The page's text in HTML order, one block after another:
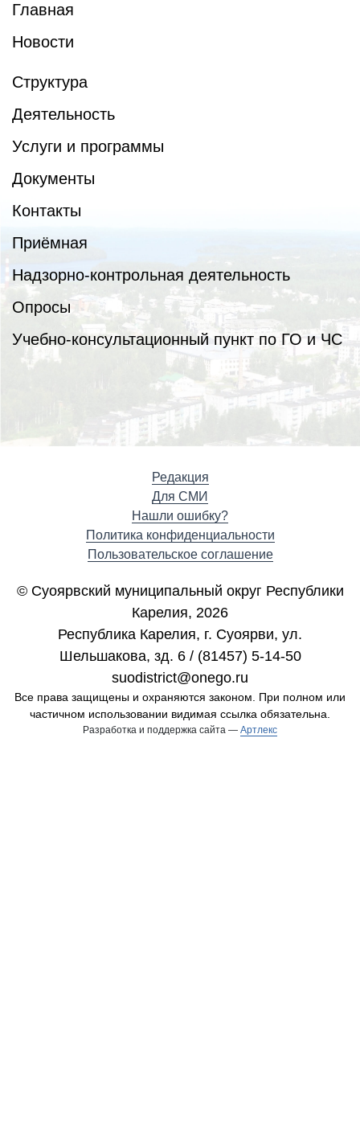
Главная
Новости
Структура
Деятельность
Услуги и программы
Документы
Контакты
Приёмная
Надзорно-контрольная деятельность
Опросы
Учебно-консультационный пункт по ГО и ЧС
Редакция
Для СМИ
Нашли ошибку?
Политика конфиденциальности
Пользовательское соглашение
© Суоярвский муниципальный округ Республики
Карелия, 2026
Республика Карелия, г. Cуоярви, ул.
Шельшакова, зд. 6 / (81457) 5-14-50
suodistrict@onego.ru
Все права защищены и охраняются законом. При полном или
частичном использовании видимая ссылка обязательна.
Разработка и поддержка сайта — Артлекс